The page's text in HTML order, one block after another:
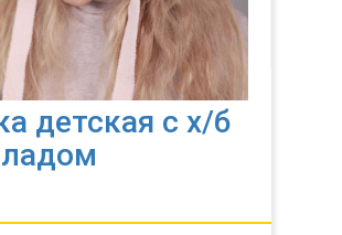
детская с х/б